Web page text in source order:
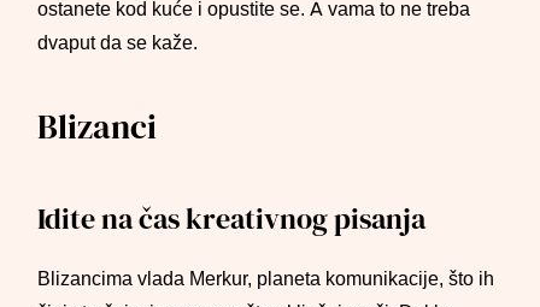
ostanete kod kuće i opustite se. A vama to ne treba
dvaput da se kaže.
Blizanci
Idite na čas kreativnog pisanja
Blizancima vlada Merkur, planeta komunikacije, što ih